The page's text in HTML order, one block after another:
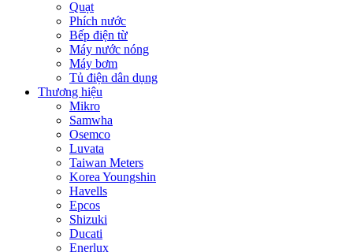
Quạt
Phích nước
Bếp điện từ
Máy nước nóng
Máy bơm
Tủ điện dân dụng
Thương hiệu
Mikro
Samwha
Osemco
Luvata
Taiwan Meters
Korea Youngshin
Havells
Epcos
Shizuki
Ducati
Enerlux